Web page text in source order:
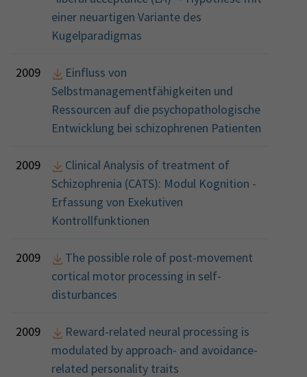
einer neuartigen Variante des
Kugelparadigmas
2009
Einfluss von
Selbstmanagementfähigkeiten und
Ressourcen auf die psychopathologische
Entwicklung bei schizophrenen Patienten
2009
Clinical Analysis of treatment of
Schizophrenia (CATS): Modul Kognition -
Erfassung von Exekutiven
Kontrollfunktionen
2009
The possible role of post-movement
cortical motor processing in self-
disturbances
2009
Reward-related neural processing is
modulated by approach- and avoidance-
related personality traits